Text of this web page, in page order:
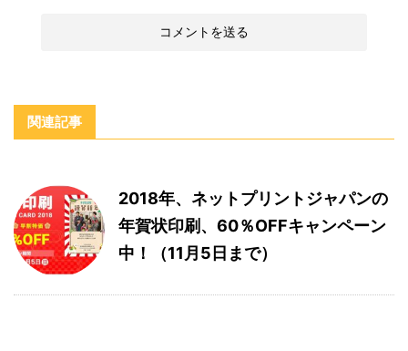
関連記事
2018年、ネットプリントジャパンの
年賀状印刷、60％OFFキャンペーン
中！（11月5日まで）